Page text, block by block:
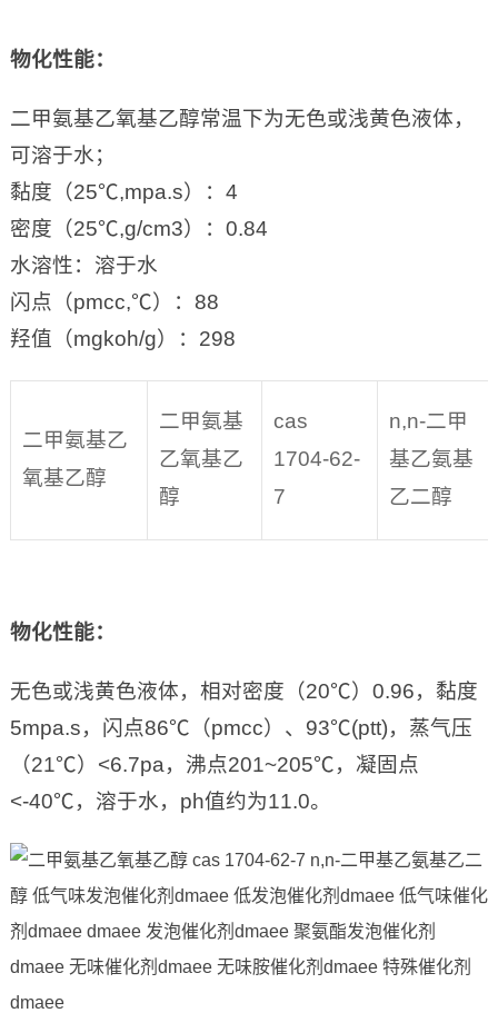
物化性能：
二甲氨基乙氧基乙醇常温下为无色或浅黄色液体，
可溶于水；
黏度（25℃,mpa.s）：4
密度（25℃,g/cm3）：0.84
水溶性：溶于水
闪点（pmcc,℃）：88
羟值（mgkoh/g）：298
二甲氨基乙
氧基乙醇
二甲氨基
乙氧基乙
醇
cas
1704-62-
7
n,n-二甲
基乙氨基
乙二醇
物化性能：
无色或浅黄色液体，相对密度（20℃）0.96，黏度
5mpa.s，闪点86℃（pmcc）、93℃(ptt)，蒸气压
（21℃）<6.7pa，沸点201~205℃，凝固点
<-40℃，溶于水，ph值约为11.0。